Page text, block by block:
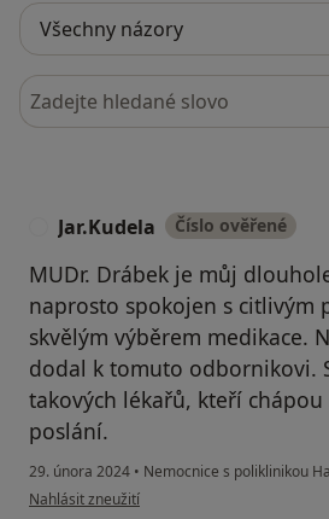
Hledejte v názorech
Jar.Kudela Číslo ověřené
MUDr. Drábek je můj
naprosto spokojen s citlivým
skvělým výběrem medikace.
dodal k tomuto odbornikovi.
takových lékařů, kteří
poslání.
29. února 2024 • Nemocnice s poliklinikou
podle názoru uživatele Jar.Kudela
Nahlásit zneužití